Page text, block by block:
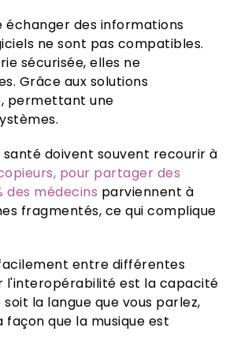
échanger des informations
ne sont pas compatibles.
sécurisée, elles ne
Grâce aux solutions
permettant une
doivent souvent recourir à
pour partager des
des médecins parviennent à
fragmentés, ce qui complique
entre différentes
l'interopérabilité est la capacité
la langue que vous parlez,
que la musique est